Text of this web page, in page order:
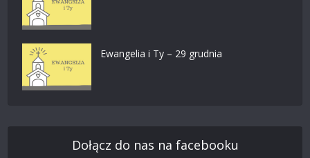
Ewangelia i Ty – 29 grudnia
Dołącz do nas na facebooku